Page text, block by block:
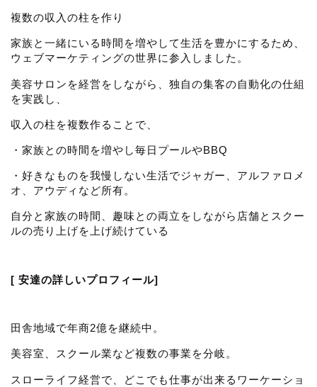
複数の収入の柱を作り
家族と一緒にいる時間を増やして生活を豊かにするため、
ウェブマーケティングの世界に参入しました。
美容サロンを経営をしながら、独自の集客の自動化の仕組
を実践し、
収入の柱を複数作ることで、
・家族との時間を増やし毎日プールやBBQ
・好きなものを我慢しない生活でジャガー、アルファロメ
オ、アウディなど所有。
自分と家族の時間、趣味との両立をしながら店舗とスクー
ルの売り上げを上げ続けている
[ 安達の詳しいプロフィール]
田舎地域で年商2億を継続中。
美容室、スクール業など複数の事業を分岐。
スローライフ経営で、どこでも仕事が出来るワーケーショ